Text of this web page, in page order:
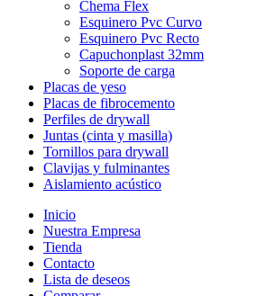
Chema Flex
Esquinero Pvc Curvo
Esquinero Pvc Recto
Capuchonplast 32mm
Soporte de carga
Placas de yeso
Placas de fibrocemento
Perfiles de drywall
Juntas (cinta y masilla)
Tornillos para drywall
Clavijas y fulminantes
Aislamiento acústico
Inicio
Nuestra Empresa
Tienda
Contacto
Lista de deseos